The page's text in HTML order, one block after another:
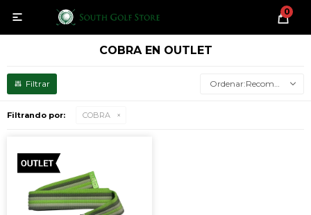
0

COBRA EN OUTLET
Recomendados
Filtrando por: COBRA